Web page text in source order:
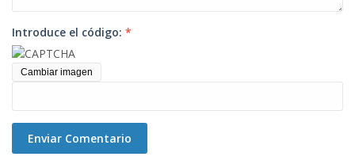
Introduce el código: *
Cambiar imagen
Enviar Comentario